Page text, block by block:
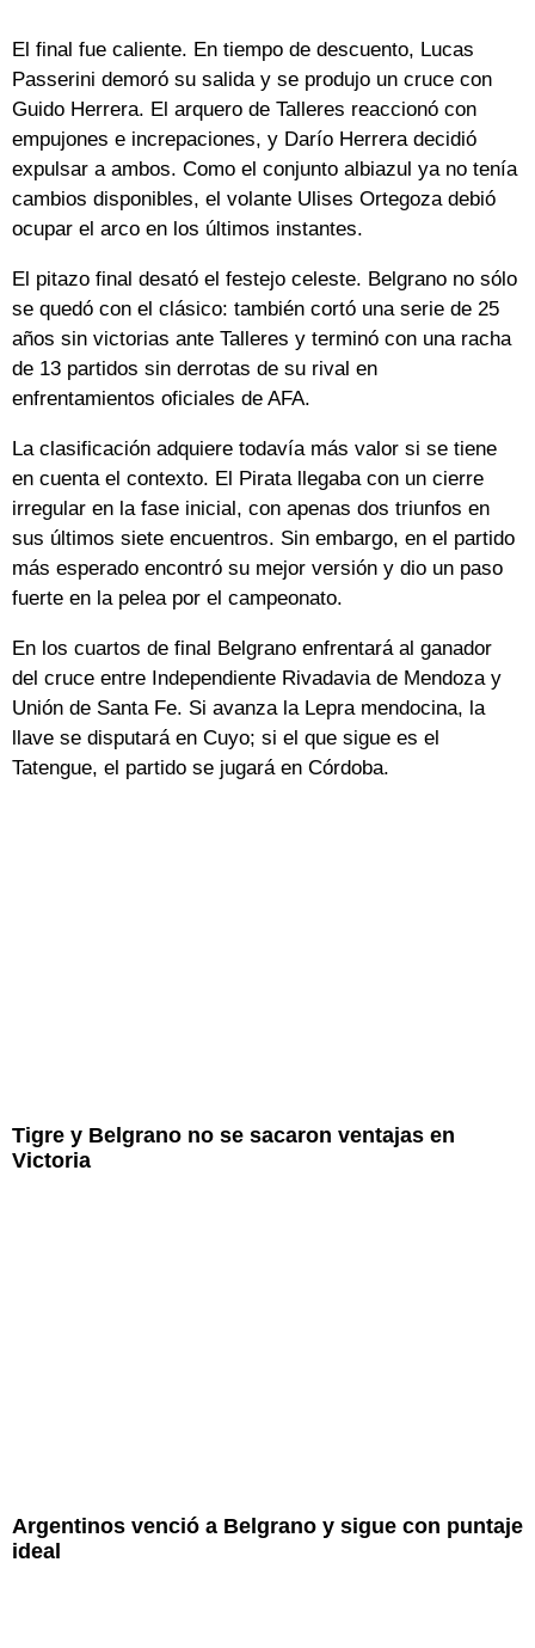
El final fue caliente. En tiempo de descuento, Lucas
Passerini demoró su salida y se produjo un cruce con
Guido Herrera. El arquero de Talleres reaccionó con
empujones e increpaciones, y Darío Herrera decidió
expulsar a ambos. Como el conjunto albiazul ya no tenía
cambios disponibles, el volante Ulises Ortegoza debió
ocupar el arco en los últimos instantes.
El pitazo final desató el festejo celeste. Belgrano no sólo
se quedó con el clásico: también cortó una serie de 25
años sin victorias ante Talleres y terminó con una racha
de 13 partidos sin derrotas de su rival en
enfrentamientos oficiales de AFA.
La clasificación adquiere todavía más valor si se tiene
en cuenta el contexto. El Pirata llegaba con un cierre
irregular en la fase inicial, con apenas dos triunfos en
sus últimos siete encuentros. Sin embargo, en el partido
más esperado encontró su mejor versión y dio un paso
fuerte en la pelea por el campeonato.
En los cuartos de final Belgrano enfrentará al ganador
del cruce entre Independiente Rivadavia de Mendoza y
Unión de Santa Fe. Si avanza la Lepra mendocina, la
llave se disputará en Cuyo; si el que sigue es el
Tatengue, el partido se jugará en Córdoba.
Tigre y Belgrano no se sacaron ventajas en
Victoria
Argentinos venció a Belgrano y sigue con puntaje
ideal